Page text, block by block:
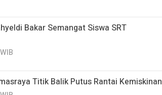
Bakar Semangat Siswa SRT
Titik Balik Putus Rantai Kemiskinan